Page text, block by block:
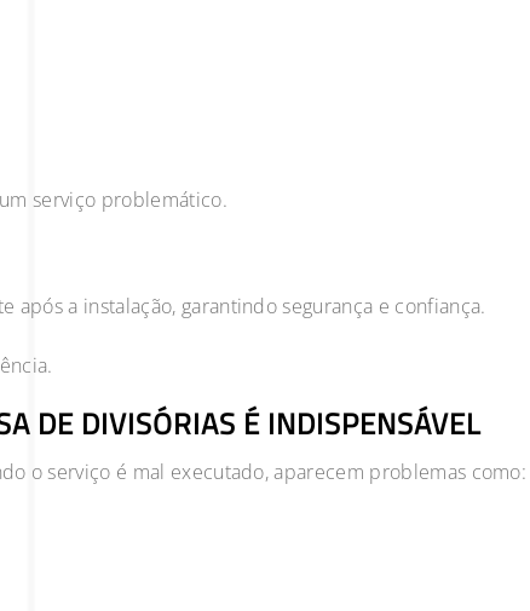
serviço problemático.
após a instalação, garantindo segurança e confiança.
DE DIVISÓRIAS É INDISPENSÁVEL
o serviço é mal executado, aparecem problemas como: